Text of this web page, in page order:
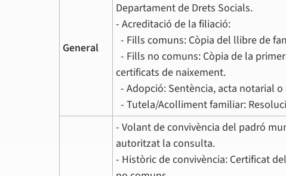
General
Departament de Drets Socials.
- Acreditació de la filiació:
- Fills comuns: Còpia del llibre de
- Fills no comuns: Còpia de la
certificats de naixement.
- Adopció: Sentència, acta notarial
- Tutela/Acolliment familiar:
- Volant de convivència del padró
autoritzat la consulta.
- Històric de convivència: Certificat